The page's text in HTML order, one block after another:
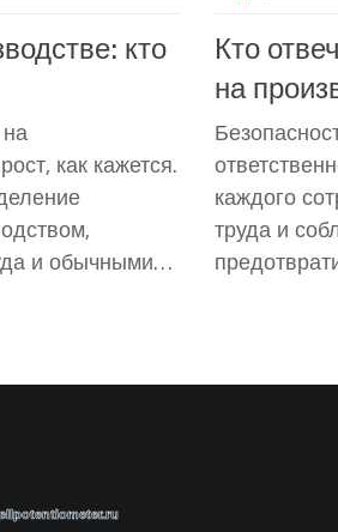
кто
как кажется.
и обычными
Кто
на
каждого
труда и